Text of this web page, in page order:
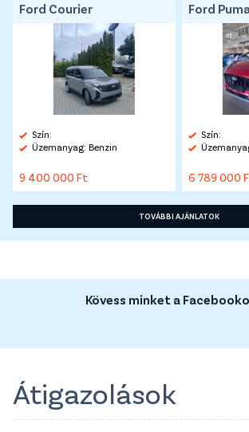
Ford Courier
Szín:
Üzemanyag: Benzin
9 400 000 Ft
Ford
Szín:
6 789 000
TOVÁBBI AJÁNLATOK
Kövess minket a
Átigazolások